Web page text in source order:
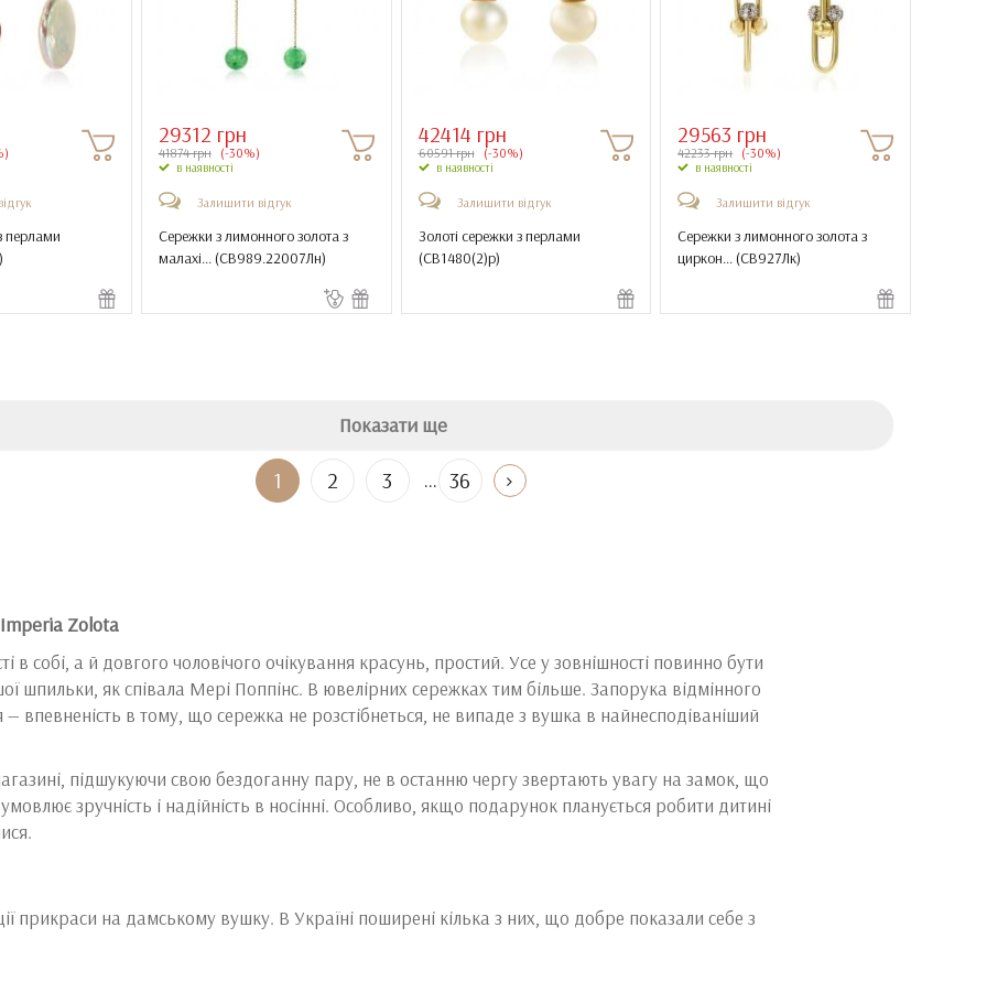
перлами
)
29312 грн
41874 грн (-30%)
в наявності
Залишити відгук
Сережки з лимонного золота з
малахі... (СВ989.22007Лн)
42414 грн
60591 грн (-30%)
в наявності
Залишити відгук
Золоті сережки з перлами
(СВ1480(2)р)
29563 грн
42233 грн (-30%)
в наявності
Залишити відгук
Сережки з лимонного золота з
циркон... (СВ927Лк)
Показати ще
1 2 3 ... 36
Zolota
в собі, а й довгого чоловічого очікування красунь, простий. Усе у зовнішності повинно бути
шпильки, як співала Мері Поппінс. В ювелірних сережках тим більше. Запорука відмінного
— впевненість в тому, що сережка не розстібнеться, не випаде з вушка в найнесподіваніший
підшукуючи свою бездоганну пару, не в останню чергу звертають увагу на замок, що
зручність і надійність в носінні. Особливо, якщо подарунок планується робити дитині
прикраси на дамському вушку. В Україні поширені кілька з них, що добре показали себе з